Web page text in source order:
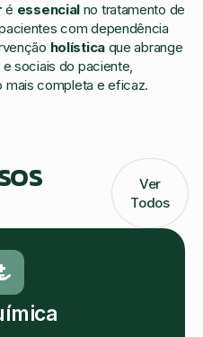
é essencial no tratamento de
com dependência
holísticaque abrange
sociais do paciente,
mais completa e eficaz.
Ver
Todos